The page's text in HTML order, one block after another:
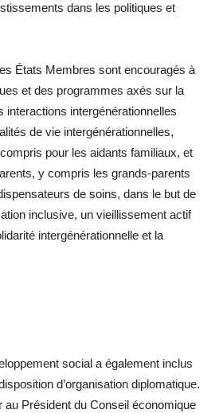
dans les politiques et
États Membres sont encouragés à
et des programmes axés sur la
interactions intergénérationnelles
de vie intergénérationnelles,
pour les aidants familiaux, et
y compris les grands-parents
de soins, dans le but de
inclusive, un vieillissement actif
intergénérationnelle et la
social a également inclus
d’organisation diplomatique.
au Président du Conseil économique